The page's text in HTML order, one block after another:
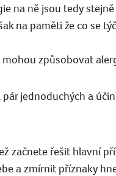
na ně jsou tedy stejně
na paměti že co se
způsobovat
jednoduchých a
začnete řešit hlavní
a zmírnit příznaky